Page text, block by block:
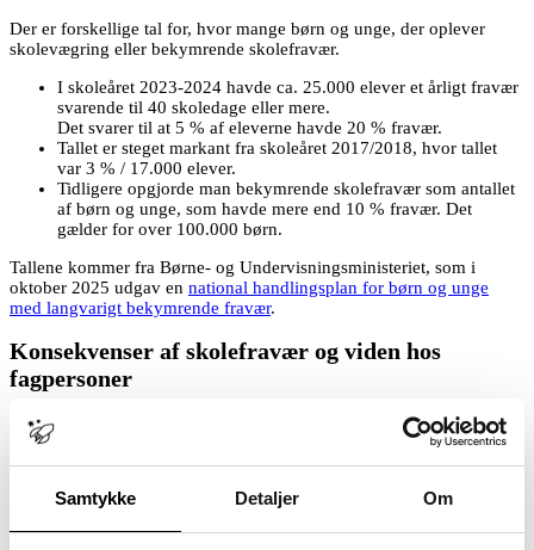
Samtykke Detaljer Om
Der er forskellige tal for, hvor mange børn og unge, der oplever
skolevægring eller bekymrende skolefravær.
I skoleåret 2023-2024 havde ca. 25.000 elever et årligt fravær
svarende til 40 skoledage eller mere.
Det svarer til at 5 % af eleverne havde 20 % fravær.
Tallet er steget markant fra skoleåret 2017/2018, hvor tallet
var 3 % / 17.000 elever.
Tidligere opgjorde man bekymrende skolefravær som antallet
af børn og unge, som havde mere end 10 % fravær. Det
gælder for over 100.000 børn.
Tallene kommer fra Børne- og Undervisningsministeriet, som i
oktober 2025 udgav en national handlingsplan for børn og unge
med langvarigt bekymrende fravær.
Konsekvenser af skolefravær og viden hos
fagpersoner
I den nationale handlingsplan fremgår også følgende tal og fakta om
bekymrende skolefravær:
uddannelsesfrafald, arbejdsløshed, psykiske problematikker